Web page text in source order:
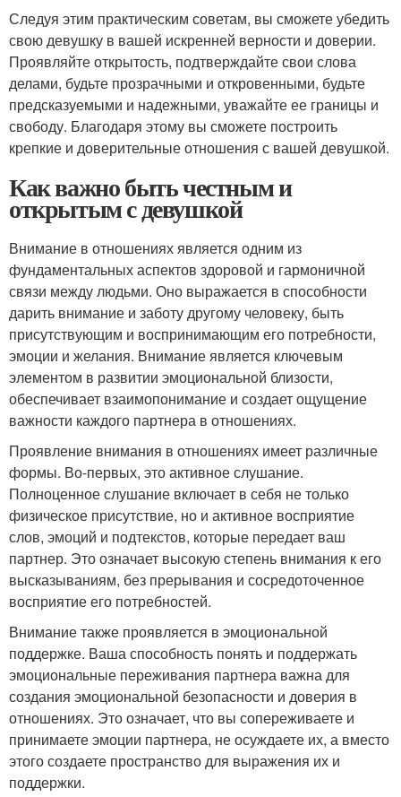
Следуя этим практическим советам, вы сможете убедить
свою девушку в вашей искренней верности и доверии.
Проявляйте открытость, подтверждайте свои слова
делами, будьте прозрачными и откровенными, будьте
предсказуемыми и надежными, уважайте ее границы и
свободу. Благодаря этому вы сможете построить
крепкие и доверительные отношения с вашей девушкой.
Как важно быть честным и
открытым с девушкой
Внимание в отношениях является одним из
фундаментальных аспектов здоровой и гармоничной
связи между людьми. Оно выражается в способности
дарить внимание и заботу другому человеку, быть
присутствующим и воспринимающим его потребности,
эмоции и желания. Внимание является ключевым
элементом в развитии эмоциональной близости,
обеспечивает взаимопонимание и создает ощущение
важности каждого партнера в отношениях.
Проявление внимания в отношениях имеет различные
формы. Во-первых, это активное слушание.
Полноценное слушание включает в себя не только
физическое присутствие, но и активное восприятие
слов, эмоций и подтекстов, которые передает ваш
партнер. Это означает высокую степень внимания к его
высказываниям, без прерывания и сосредоточенное
восприятие его потребностей.
Внимание также проявляется в эмоциональной
поддержке. Ваша способность понять и поддержать
эмоциональные переживания партнера важна для
создания эмоциональной безопасности и доверия в
отношениях. Это означает, что вы сопереживаете и
принимаете эмоции партнера, не осуждаете их, а вместо
этого создаете пространство для выражения их и
поддержки.